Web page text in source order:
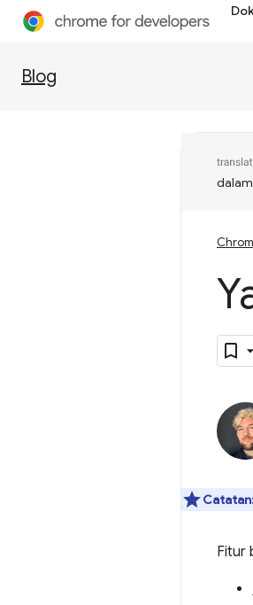
Blog
Fitur